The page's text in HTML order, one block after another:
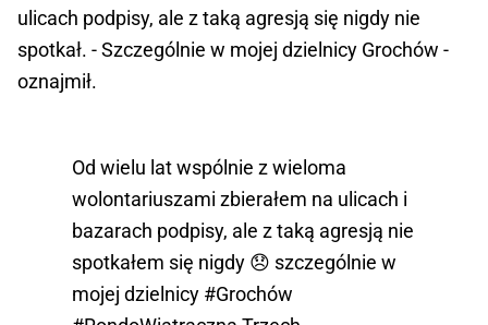
ulicach podpisy, ale z taką agresją się nigdy nie
spotkał. - Szczególnie w mojej dzielnicy Grochów -
oznajmił.
Od wielu lat wspólnie z wieloma
wolontariuszami zbierałem na ulicach i
bazarach podpisy, ale z taką agresją nie
spotkałem się nigdy 😞 szczególnie w
mojej dzielnicy #Grochów